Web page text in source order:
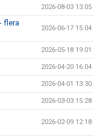
2026-08-03 13:05
flera
2026-06-17 15:04
2026-05-18 19:01
2026-04-20 16:04
2026-04-01 13:30
2026-03-03 15:28
2026-02-09 12:18